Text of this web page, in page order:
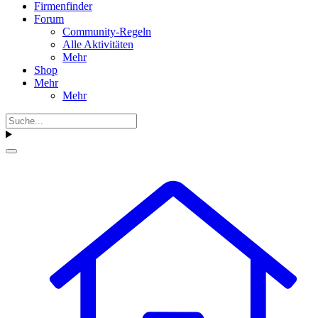
Firmenfinder
Forum
Community-Regeln
Alle Aktivitäten
Mehr
Shop
Mehr
Mehr